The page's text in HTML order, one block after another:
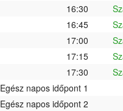
16:30
16:45
17:00
17:15
17:30
Egész napos időpont 1
Egész napos időpont 2